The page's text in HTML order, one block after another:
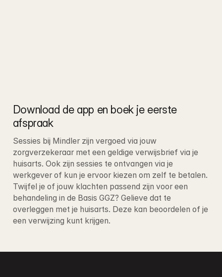
Download de app en boek je eerste
afspraak
Sessies bij Mindler zijn vergoed via jouw
zorgverzekeraar met een geldige verwijsbrief via je
huisarts. Ook zijn sessies te ontvangen via je
werkgever of kun je ervoor kiezen om zelf te betalen.
Twijfel je of jouw klachten passend zijn voor een
behandeling in de Basis GGZ? Gelieve dat te
overleggen met je huisarts. Deze kan beoordelen of je
een verwijzing kunt krijgen.